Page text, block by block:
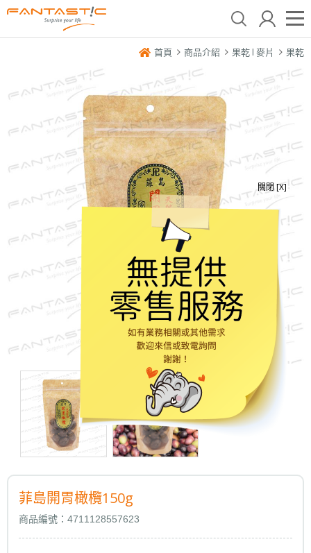
首頁 商品介紹 果乾 l 麥片 果乾
菲島開胃橄欖150g
商品編號：4711128557623
關閉 [X]